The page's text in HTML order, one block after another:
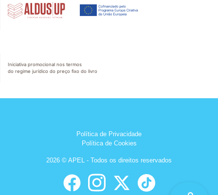
Iniciativa promocional nos termos
do regime jurídico do preço fixo do livro
Política de Privacidade
Política de Cookies
2026 © APEL - Todos os direitos reservados